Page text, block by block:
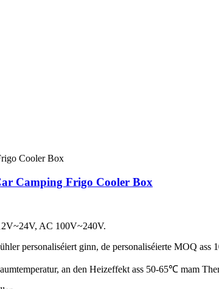
Camping Frigo Cooler Box
AC 100V~240V.
personaliséiert ginn, de personaliséierte MOQ ass
an den Heizeffekt ass 50-65℃ mam